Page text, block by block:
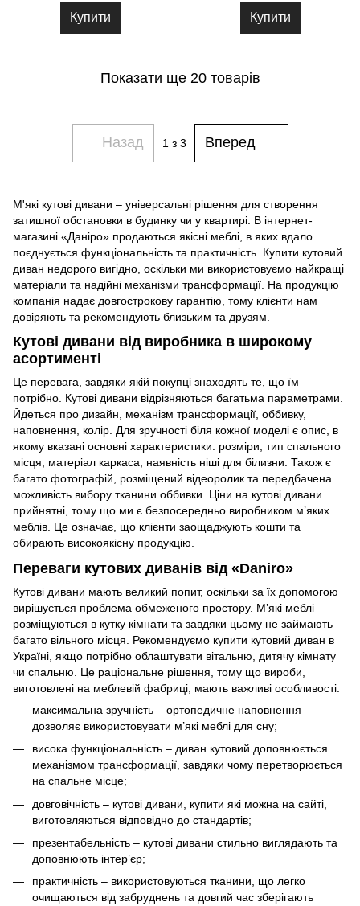
М'які кутові дивани – універсальні рішення для створення
затишної обстановки в будинку чи у квартирі. В інтернет-
магазині «Даніро» продаються якісні меблі, в яких вдало
поєднується функціональність та практичність. Купити кутовий
диван недорого вигідно, оскільки ми використовуємо найкращі
матеріали та надійні механізми трансформації. На продукцію
компанія надає довгострокову гарантію, тому клієнти нам
довіряють та рекомендують близьким та друзям.
Кутові дивани від виробника в широкому
асортименті
Це перевага, завдяки якій покупці знаходять те, що їм
потрібно. Кутові дивани відрізняються багатьма параметрами.
Йдеться про дизайн, механізм трансформації, оббивку,
наповнення, колір. Для зручності біля кожної моделі є опис, в
якому вказані основні характеристики: розміри, тип спального
місця, матеріал каркаса, наявність ніші для білизни. Також є
багато фотографій, розміщений відеоролик та передбачена
можливість вибору тканини оббивки. Ціни на кутові дивани
прийнятні, тому що ми є безпосередньо виробником м’яких
меблів. Це означає, що клієнти заощаджують кошти та
обирають високоякісну продукцію.
Переваги кутових диванів від «Daniro»
Кутові дивани мають великий попит, оскільки за їх допомогою
вирішується проблема обмеженого простору. М’які меблі
розміщуються в кутку кімнати та завдяки цьому не займають
багато вільного місця. Рекомендуємо купити кутовий диван в
Україні, якщо потрібно облаштувати вітальню, дитячу кімнату
чи спальню. Це раціональне рішення, тому що вироби,
виготовлені на меблевій фабриці, мають важливі особливості:
максимальна зручність – ортопедичне наповнення
дозволяє використовувати м’які меблі для сну;
висока функціональність – диван кутовий доповнюється
механізмом трансформації, завдяки чому перетворюється
на спальне місце;
довговічність – кутові дивани, купити які можна на сайті,
виготовляються відповідно до стандартів;
презентабельність – кутові дивани стильно виглядають та
доповнюють інтер’єр;
практичність – використовуються тканини, що легко
очищаються від забруднень та довгий час зберігають
Купити Купити
Показати ще 20 товарів
Назад 1 з 3 Вперед